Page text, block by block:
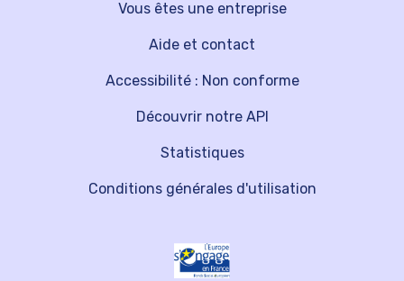
Vous êtes une entreprise
Découvrir notre API
Aide et contact
Statistiques
Accessibilité : Non conforme
Conditions générales d'utilisation